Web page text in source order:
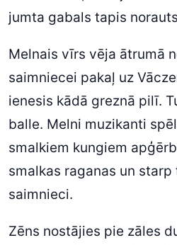
jumta gabals tapis
Melnais vīrs vēja ātrumā
saimniecei pakaļ uz
ienesis kādā greznā pilī.
balle. Melni muzikanti
smalkiem kungiem
smalkas raganas un starp
saimnieci.
Zēns nostājies pie zāles